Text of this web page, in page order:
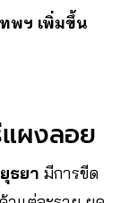
พฯ เพิ่มขึ้น
แผงลอย
ธยา มีการขีด